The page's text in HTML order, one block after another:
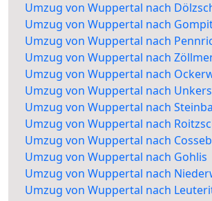
Umzug von Wuppertal nach
Umzug von Wuppertal nach
Umzug von Wuppertal nach
Umzug von Wuppertal nach
Umzug von Wuppertal nach
Umzug von Wuppertal nach
Umzug von Wuppertal nach
Umzug von Wuppertal nach
Umzug von Wuppertal nach
Umzug von Wuppertal nach Gohlis
Umzug von Wuppertal nach
Umzug von Wuppertal nach